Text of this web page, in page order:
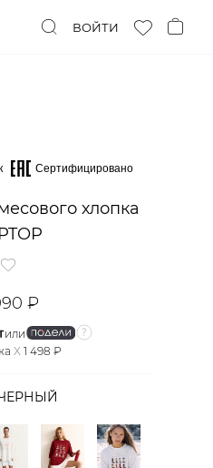
ВОЙТИ
Сертифицировано
хлопка
₽
или
X 1 498 ₽